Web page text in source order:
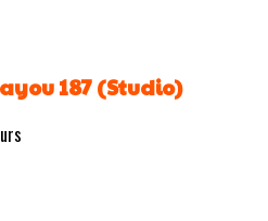
187 (Studio)